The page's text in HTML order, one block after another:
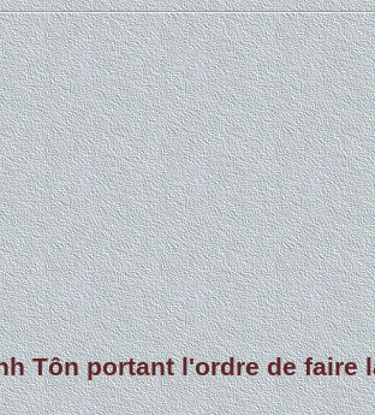
Tôn portant l'ordre de faire